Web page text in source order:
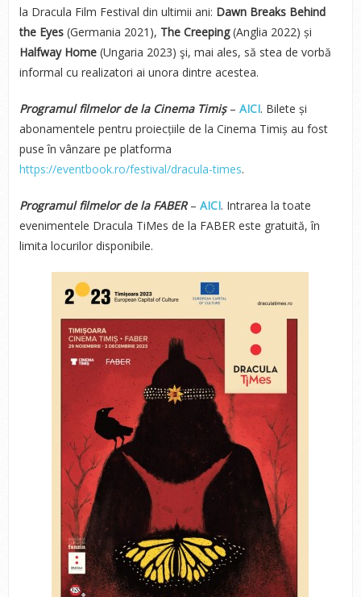
la Dracula Film Festival din ultimii ani: Dawn Breaks Behind
the Eyes (Germania 2021), The Creeping(Anglia 2022) și
Halfway Home(Ungaria 2023) şi, mai ales, să stea de vorbă
informal cu realizatori ai unora dintre acestea.
Programul filmelor de la Cinema Timiș– AICI. Bilete și
abonamentele pentru proiecțiile de la Cinema Timiș au fost
puse în vânzare pe platforma
https://eventbook.ro/festival/dracula-times.
Programul filmelor de la FABER– AICI. Intrarea la toate
evenimentele Dracula TiMes de la FABER este gratuită, în
limita locurilor disponibile.